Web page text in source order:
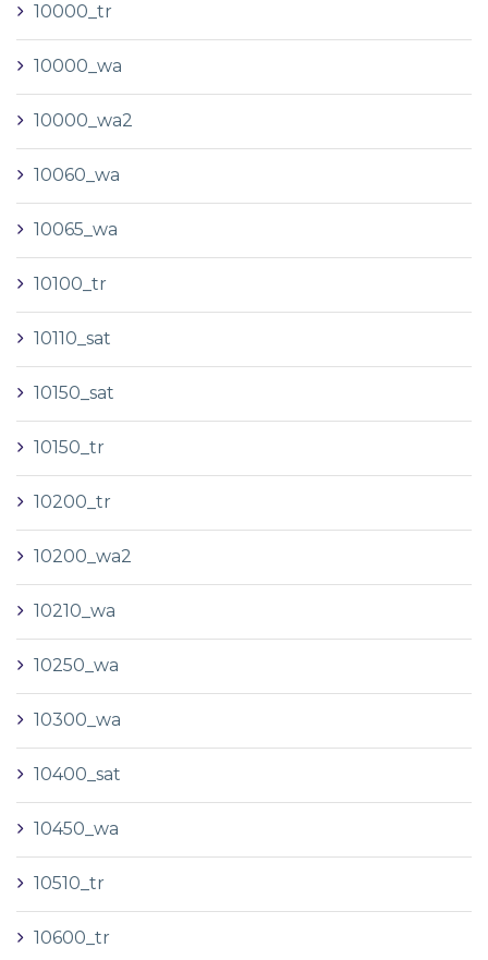
10000_tr
10000_wa
10000_wa2
10060_wa
10065_wa
10100_tr
10110_sat
10150_sat
10150_tr
10200_tr
10200_wa2
10210_wa
10250_wa
10300_wa
10400_sat
10450_wa
10510_tr
10600_tr